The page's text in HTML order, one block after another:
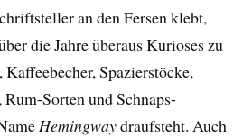
an den Fersen klebt,
die Jahre überaus Kurioses zu
Spazierstöcke,
Sorten und Schnaps-
Hemingwaydraufsteht. Auch